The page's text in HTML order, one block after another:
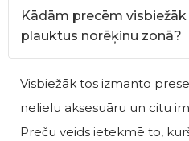
Kādām precēm
plauktus norēķinu zonā?
Visbiežāk tos izmanto
nelielu aksesuāru un citu
Preču veids ietekmē to,